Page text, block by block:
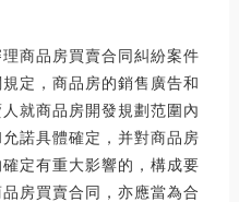
商品房買賣合同糾紛案件
定，商品房的銷售廣告和
就商品房開發規劃范圍內
諾具體確定，并對商品房
定有重大影響的，構成要
房買賣合同，亦應當為合